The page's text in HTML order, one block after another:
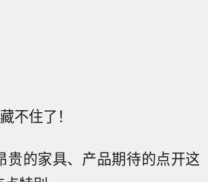
不住了！
的家具、产品期待的点开这